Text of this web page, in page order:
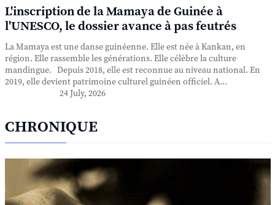
L'inscription de la Mamaya de Guinée à
l'UNESCO, le dossier avance à pas feutrés
La Mamaya est une danse guinéenne. Elle est née à Kankan, en
région. Elle rassemble les générations. Elle célèbre la culture
mandingue. Depuis 2018, elle est reconnue au niveau national. En
2019, elle devient patrimoine culturel guinéen officiel. A...
24 July, 2026
CHRONIQUE